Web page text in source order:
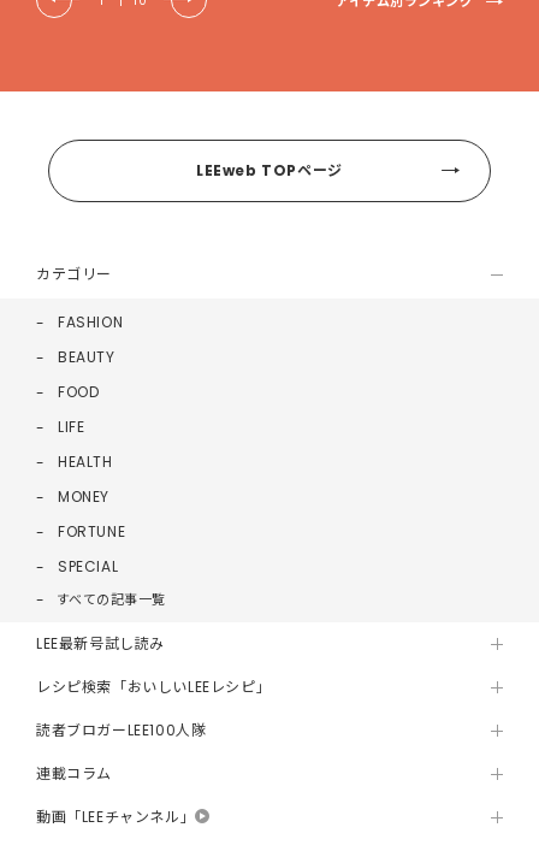
LEEweb TOPページ
カテゴリー
FASHION
BEAUTY
FOOD
LIFE
HEALTH
MONEY
FORTUNE
SPECIAL
すべての記事一覧
LEE最新号試し読み
レシピ検索「おいしいLEEレシピ」
読者ブロガーLEE100人隊
連載コラム
動画「LEEチャンネル」